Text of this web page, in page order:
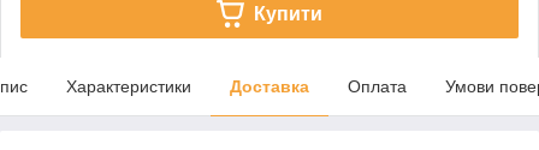
Купити
Характеристики Доставка Оплата Умови